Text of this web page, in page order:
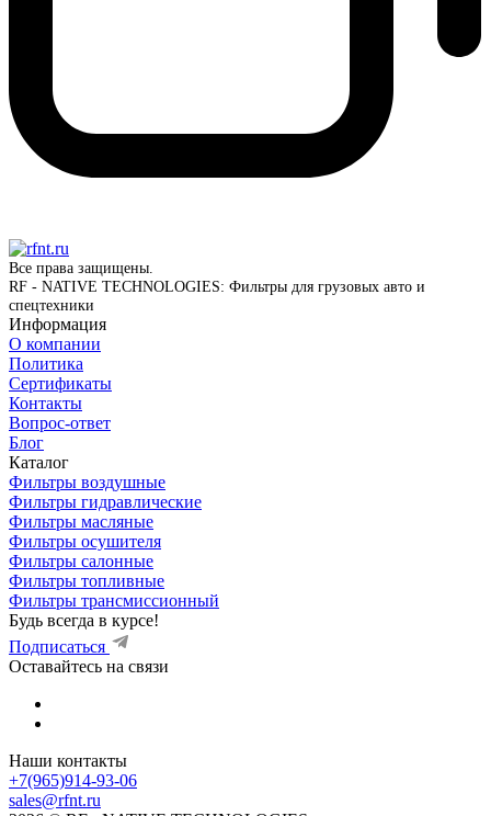
Все права защищены.
RF - NATIVE TECHNOLOGIES: Фильтры для грузовых авто и
спецтехники
Информация
О компании
Политика
Сертификаты
Контакты
Вопрос-ответ
Блог
Каталог
Фильтры воздушные
Фильтры гидравлические
Фильтры масляные
Фильтры осушителя
Фильтры салонные
Фильтры топливные
Фильтры трансмиссионный
Будь всегда в курсе!
Подписаться
Оставайтесь на связи
Наши контакты
+7(965)914-93-06
sales@rfnt.ru